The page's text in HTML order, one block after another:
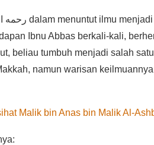
Ibnu Abbas berkali-kali,
beliau tumbuh menjadi salah
namun warisan
Malik bin Anas bin Malik Al-